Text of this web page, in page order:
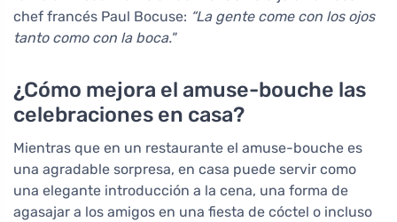
chef francés Paul Bocuse: “La gente come con los ojos
tanto como con la boca."
¿Cómo mejora el amuse-bouche las
celebraciones en casa?
Mientras que en un restaurante el amuse-bouche es
una agradable sorpresa, en casa puede servir como
una elegante introducción a la cena, una forma de
agasajar a los amigos en una fiesta de cóctel o incluso